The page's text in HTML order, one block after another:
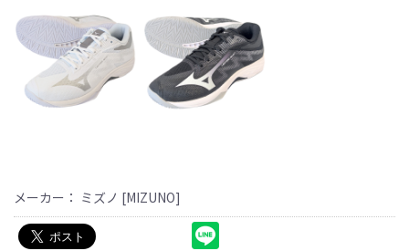
メーカー： ミズノ [MIZUNO]